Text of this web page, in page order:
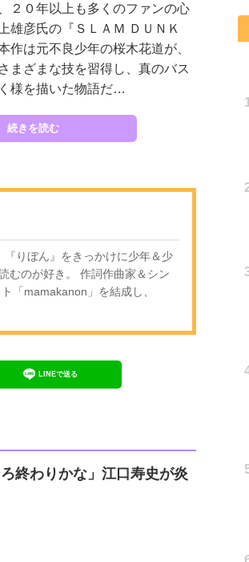
２０年以上も多くのファンの心
雄彦氏の『ＳＬＡＭ ＤＵＮＫ
作は元不良少年の桜木花道が、
まざまな技を習得し、真のバス
様を描いた物語だ…
続きを読む
りぼん』をきっかけに少年＆少
むのが好き。 作詞作曲家＆シン
「mamakanon」を結成し、
LINEで送る
終わりかな」江口寿史が炎